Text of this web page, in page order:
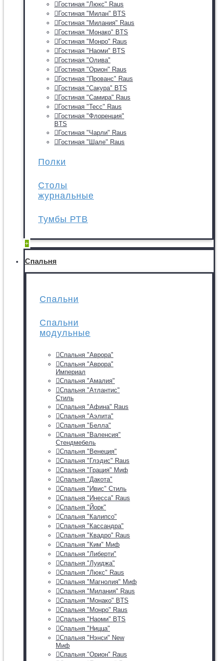
Гостиная "Люкс" Raus
Гостиная "Милан" BTS
Гостиная "Милания" Raus
Гостиная "Монако" BTS
Гостиная "Монро" Raus
Гостиная "Наоми" BTS
Гостиная "Олива"
Гостиная "Орион" Raus
Гостиная "Прованс" Raus
Гостиная "Сакура" BTS
Гостиная "Самира" Raus
Гостиная "Тесс" Raus
Гостиная "Флоренция"
BTS
Гостиная "Чарли" Raus
Гостиная "Шале" Raus
Полки
Столы
журнальные
Тумбы РТВ
+
Спальня
Спальни
Спальни
модульные
Спальня "Аврора"
Спальня "Аврора"
Империал
Спальня "Амалия"
Спальня "Атлантис"
Стиль
Спальня "Афина" Raus
Спальня "Аэлита"
Спальня "Белла"
Спальня "Валенсия"
Стендмебель
Спальня "Венеция"
Спальня "Глэдис" Raus
Спальня "Грация" Миф
Спальня "Дакота"
Спальня "Ивис" Стиль
Спальня "Инесса" Raus
Спальня "Йорк"
Спальня "Калипсо"
Спальня "Кассандра"
Спальня "Квадро" Raus
Спальня "Ким" Миф
Спальня "Либерти"
Спальня "Луиджа"
Спальня "Люкс" Raus
Спальня "Магнолия" Миф
Спальня "Милания" Raus
Спальня "Монако" BTS
Спальня "Монро" Raus
Спальня "Наоми" BTS
Спальня "Ницца"
Спальня "Нэнси" New
Миф
Спальня "Орион" Raus